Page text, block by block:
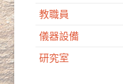
教職員
儀器設備
研究室